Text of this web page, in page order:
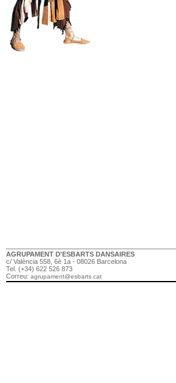
AGRUPAMENT D'ESBARTS DANSAIRES
c/ València 558, 6è 1a - 08026 Barcelona
Tel. (+34) 622 526 873
Correu: agrupament@esbarts.cat